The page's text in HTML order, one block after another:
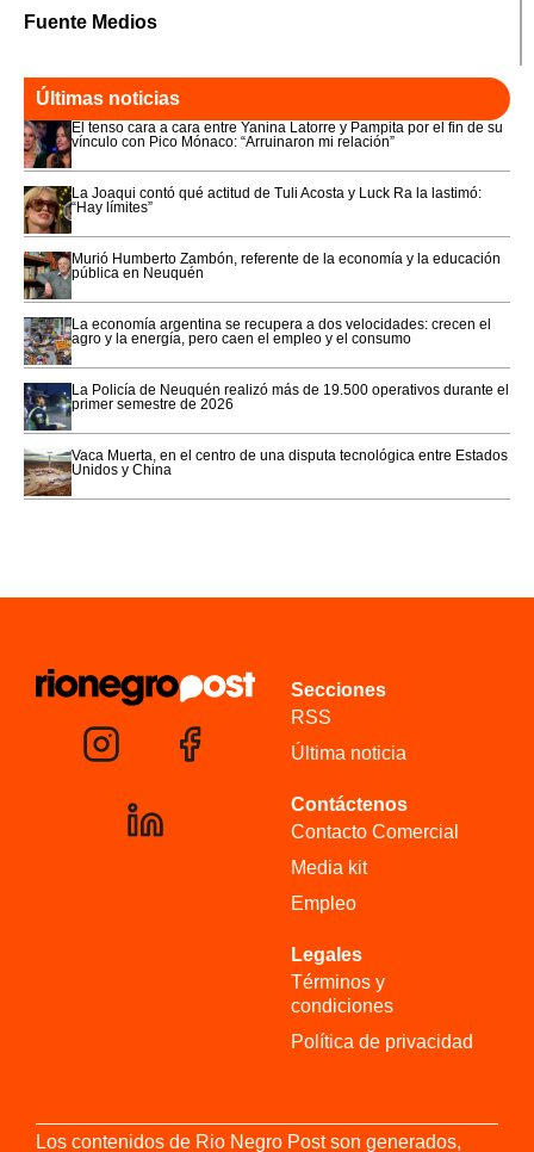
Fuente Medios
Últimas noticias
El tenso cara a cara entre Yanina Latorre y Pampita por el fin de su
vínculo con Pico Mónaco: “Arruinaron mi relación”
La Joaqui contó qué actitud de Tuli Acosta y Luck Ra la lastimó:
“Hay límites”
Murió Humberto Zambón, referente de la economía y la educación
pública en Neuquén
La economía argentina se recupera a dos velocidades: crecen el
agro y la energía, pero caen el empleo y el consumo
La Policía de Neuquén realizó más de 19.500 operativos durante el
primer semestre de 2026
Vaca Muerta, en el centro de una disputa tecnológica entre Estados
Unidos y China
Secciones
RSS
Última noticia
Contáctenos
Contacto Comercial
Media kit
Empleo
Legales
Términos y
condiciones
Política de privacidad
Los contenidos de Rio Negro Post son generados,